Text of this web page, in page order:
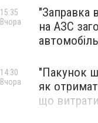
"Заправка
на АЗС
автомобіль
15:35
Вчора
"Пакунок
як
що
14:30
Вчора